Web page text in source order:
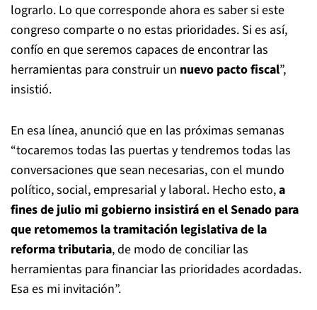
lograrlo. Lo que corresponde ahora es saber si este
congreso comparte o no estas prioridades. Si es así,
confío en que seremos capaces de encontrar las
herramientas para construir un nuevo pacto fiscal”,
insistió.
En esa línea, anunció que en las próximas semanas
“tocaremos todas las puertas y tendremos todas las
conversaciones que sean necesarias, con el mundo
político, social, empresarial y laboral. Hecho esto,a
fines de julio mi gobierno insistirá en el Senado para
que retomemos la tramitación legislativa de la
reforma tributaria, de modo de conciliar las
herramientas para financiar las prioridades acordadas.
Esa es mi invitación”.